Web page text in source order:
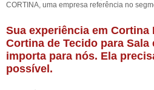
CORTINA, uma empresa referência no
Sua experiência em Cortina
Cortina de Tecido para Sala
importa para nós. Ela
possível.